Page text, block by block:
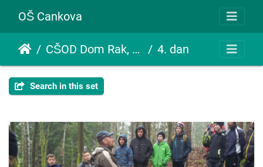
OŠ Cankova
CŠOD Dom Rak, Rakov Škocjan 4. dan
Search in this set